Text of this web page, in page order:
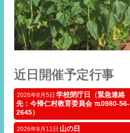
近日開催予定行事
2026年8月5日 学校閉庁日（緊急連絡
先：今帰仁村教育委員会 ℡0980-56-
2645）
2026年8月11日 山の日